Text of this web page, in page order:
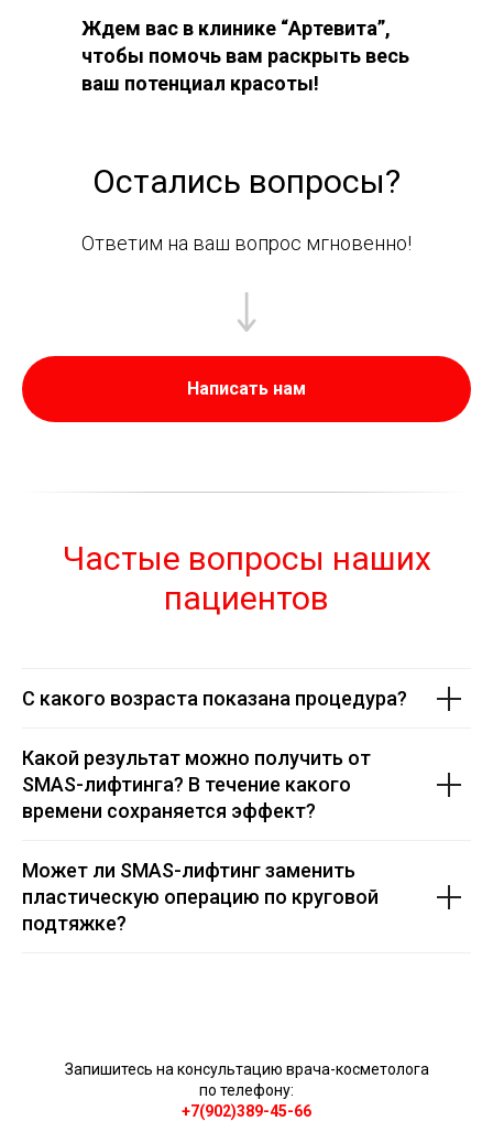
Ждем вас в клинике “Артевита”,
чтобы помочь вам раскрыть весь
ваш потенциал красоты!
Остались вопросы?
Ответим на ваш вопрос мгновенно!
Написать нам
Частые вопросы наших
пациентов
С какого возраста показана процедура?
Какой результат можно получить от
SMAS-лифтинга? В течение какого
времени сохраняется эффект?
Может ли SMAS-лифтинг заменить
пластическую операцию по круговой
подтяжке?
Запишитесь на консультацию врача-косметолога
по телефону:
+7(902)389-45-66